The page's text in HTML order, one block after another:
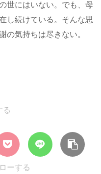
世にはいない。でも、母
し続けている。そんな思
の気持ちは尽きない。
る
ーする